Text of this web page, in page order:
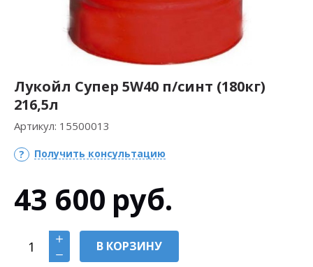
Лукойл Супер 5W40 п/синт (180кг)
216,5л
Артикул: 15500013
Получить консультацию
43 600 руб.
В КОРЗИНУ